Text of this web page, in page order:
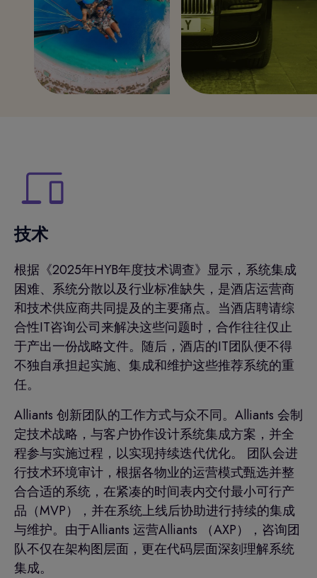
技术
根据《2025年HYB年度技术调查》显示，系统集成
困难、系统分散以及行业标准缺失，是酒店运营商
和技术供应商共同提及的主要痛点。当酒店聘请综
合性IT咨询公司来解决这些问题时，合作往往仅止
于产出一份战略文件。随后，酒店的IT团队便不得
不独自承担起实施、集成和维护这些推荐系统的重
任。
Alliants 创新团队的工作方式与众不同。Alliants 会制
定技术战略，与客户协作设计系统集成方案，并全
程参与实施过程，以实现持续迭代优化。 团队会进
行技术环境审计，根据各物业的运营模式甄选并整
合合适的系统，在紧凑的时间表内交付最小可行产
品（MVP），并在系统上线后协助进行持续的集成
与维护。由于Alliants 运营Alliants （AXP），咨询团
队不仅在架构图层面，更在代码层面深刻理解系统
集成。